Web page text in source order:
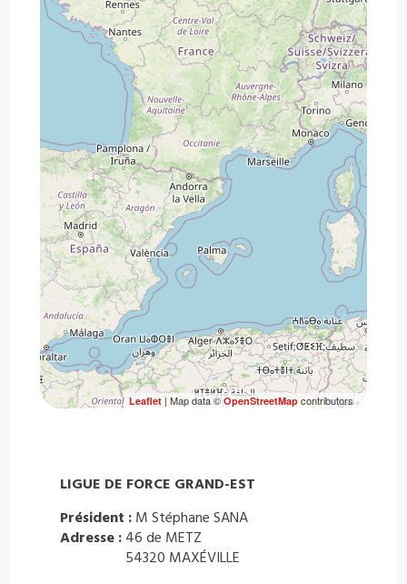
Leaflet| Map data ©OpenStreetMapcontributors
LIGUE DE FORCE GRAND-EST
Président : M Stéphane SANA
Adresse : 46 de METZ
54320 MAXÉVILLE